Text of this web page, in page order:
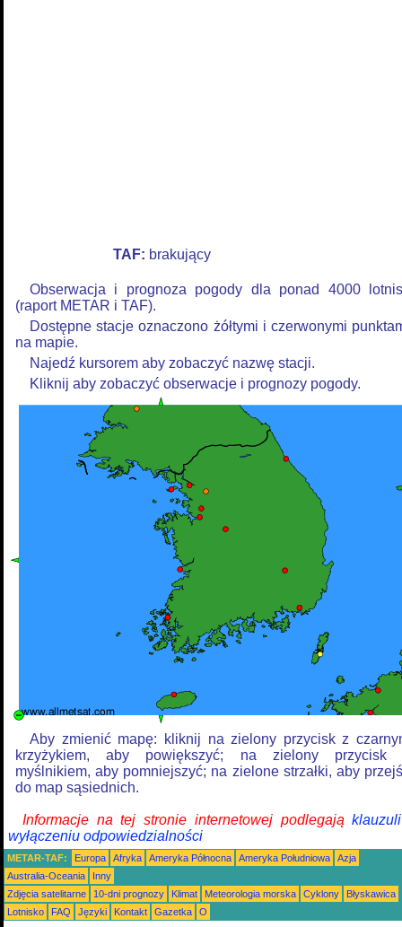
TAF: brakujący
Obserwacja i prognoza pogody dla ponad 4000
(raport METAR i TAF).
Dostępne stacje oznaczono żółtymi i czerwonymi
na mapie.
Najedź kursorem aby zobaczyć nazwę stacji.
Kliknij aby zobaczyć obserwacje i prognozy pogody.
Aby zmienić mapę: kliknij na zielony przycisk z
krzyżykiem, aby powiększyć; na zielony przycisk
myślnikiem, aby pomniejszyć; na zielone strzałki, aby
do map sąsiednich.
Informacje na tej stronie internetowej podlegają
wyłączeniu odpowiedzialności
METAR-TAF: Europa Afryka Ameryka Północna Ameryka Południowa
Azja
Australia-Oceania
Inny
Zdjęcia satelitarne
10-dni prognozy Klimat Meteorologia morska Cyklony
Błyskawica
Lotnisko
FAQ Języki Kontakt Gazetka O